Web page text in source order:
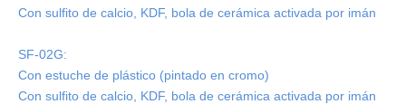
Con sulfito de calcio, KDF, bola de cerámica activada por imán
SF-02G:
Con estuche de plástico (pintado en cromo)
Con sulfito de calcio, KDF, bola de cerámica activada por imán